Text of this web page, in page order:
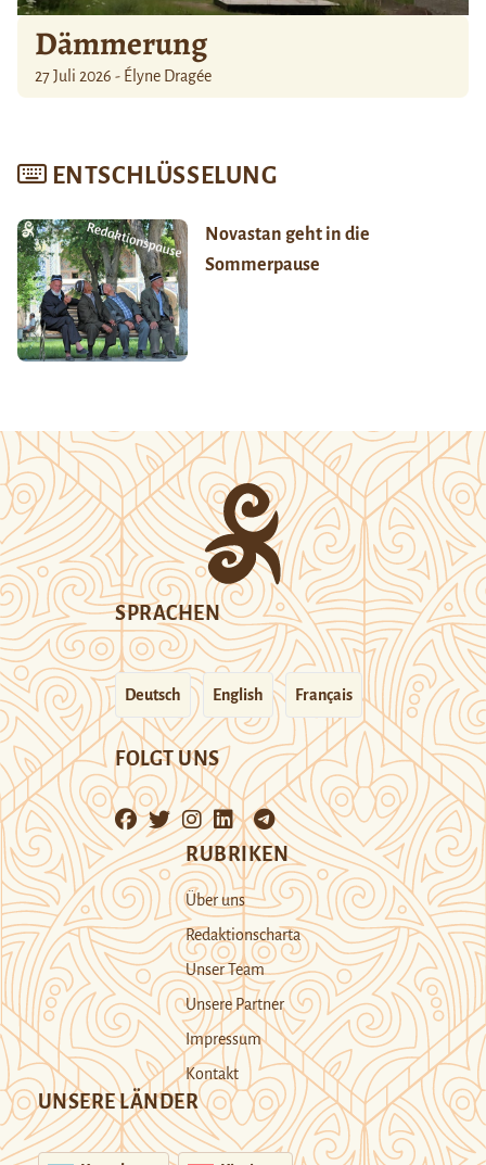
Dämmerung
27 Juli 2026 - Élyne Dragée
ENTSCHLÜSSELUNG
Novastan geht in die
Sommerpause
SPRACHEN
Deutsch English Français
FOLGT UNS
RUBRIKEN
Über uns
Redaktionscharta
Unser Team
Unsere Partner
Impressum
Kontakt
UNSERE LÄNDER